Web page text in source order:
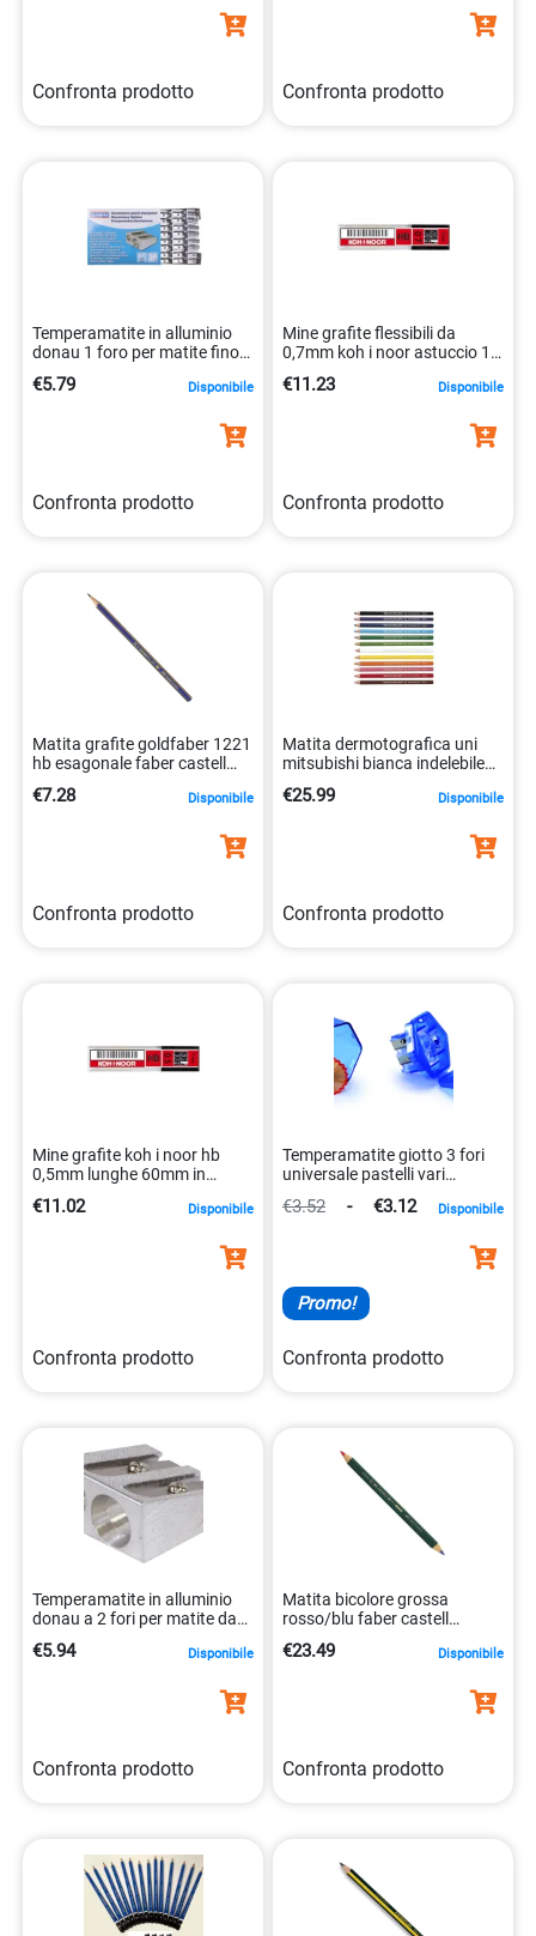
Confronta prodotto Confronta prodotto
Temperamatite in alluminio
donau 1 foro per matite fino
8mm argento
5901498023739
€5.79 Disponibile
Confronta prodotto
Mine grafite flessibili da
0,7mm koh i noor astuccio 12
pezzi hb 8032173006239
€11.23 Disponibile
Confronta prodotto
Matita grafite goldfaber 1221
hb esagonale faber castell
4005401990215
€7.28 Disponibile
Confronta prodotto
Matita dermotografica uni
mitsubishi bianca indelebile
12 pezzi 4902778005552
€25.99 Disponibile
Confronta prodotto
Mine grafite koh i noor hb
0,5mm lunghe 60mm in
astuccio da 12 pezzi
8032173006178
€11.02 Disponibile
Confronta prodotto
Temperamatite giotto 3 fori
universale pastelli vari
8000825233005
€3.52 €3.12 Disponibile
Promo!
Confronta prodotto
Temperamatite in alluminio
donau a 2 fori per matite da
8-11 mm 5901498025054
€5.94 Disponibile
Confronta prodotto
Matita bicolore grossa
rosso/blu faber castell
17,5cm esagonale
4005401175001
€23.49 Disponibile
Confronta prodotto